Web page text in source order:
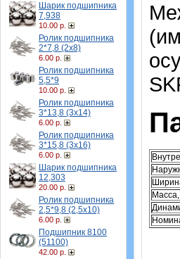
Шарик подшипника
7,938
10.00 р.
Ролик подшипника
2*7,8 (2х8)
6.00 р.
Ролик подшипника
5,5*9
10.00 р.
Ролик подшипника
3*13,8 (3х14)
6.00 р.
Ролик подшипника
3*15,8 (3х16)
6.00 р.
Шарик подшипника
12,303
20.00 р.
Ролик подшипника
2,5*9,8 (2,5х10)
6.00 р.
Подшипник 8100
(51100)
42.00 р.
Масса,